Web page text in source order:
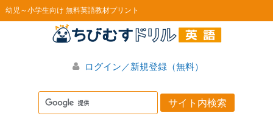
幼児～小学生向け 無料英語教材プリント
ログイン／新規登録（無料）